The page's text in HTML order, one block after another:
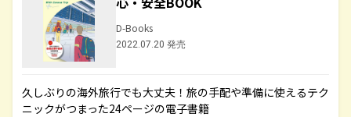
D-Books
2022.07.20 発売
久しぶりの海外旅行でも大丈夫！旅の手配や準備に使えるテク
ニックがつまった24ページの電子書籍